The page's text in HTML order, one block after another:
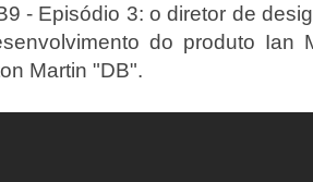
- Episódio 3: o diretor de
do produto Ian
Martin "DB".